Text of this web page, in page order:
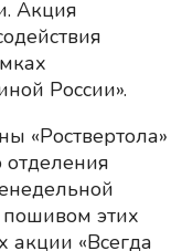
Акция
России».
«Роствертола»
этих
акции «Всегда